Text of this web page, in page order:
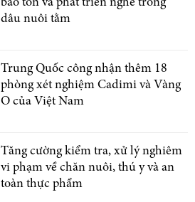
bảo tồn và phát triển nghề trồng
dâu nuôi tằm
Trung Quốc công nhận thêm 18
phòng xét nghiệm Cadimi và Vàng
O của Việt Nam
Tăng cường kiểm tra, xử lý nghiêm
vi phạm về chăn nuôi, thú y và an
toàn thực phẩm